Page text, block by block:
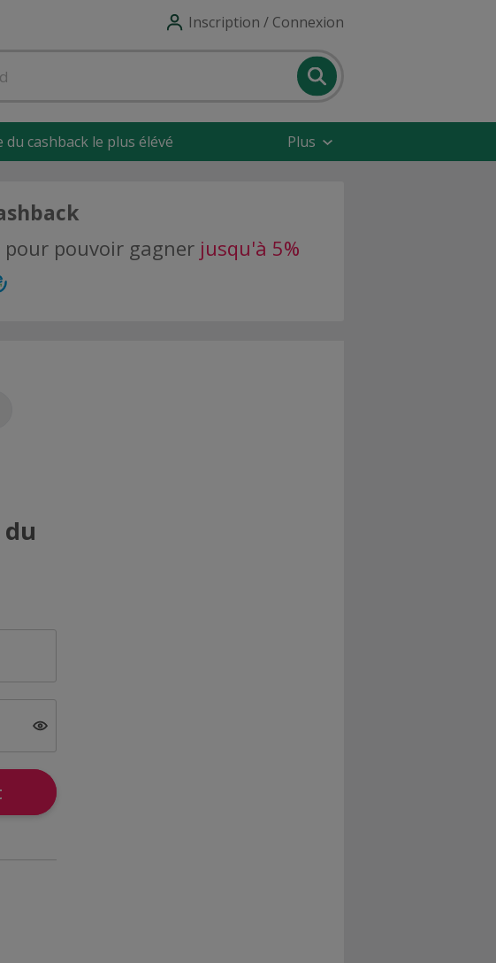
Inscription / Connexion
du cashback le plus élévé Plus
pour pouvoir gagner jusqu'à 5%